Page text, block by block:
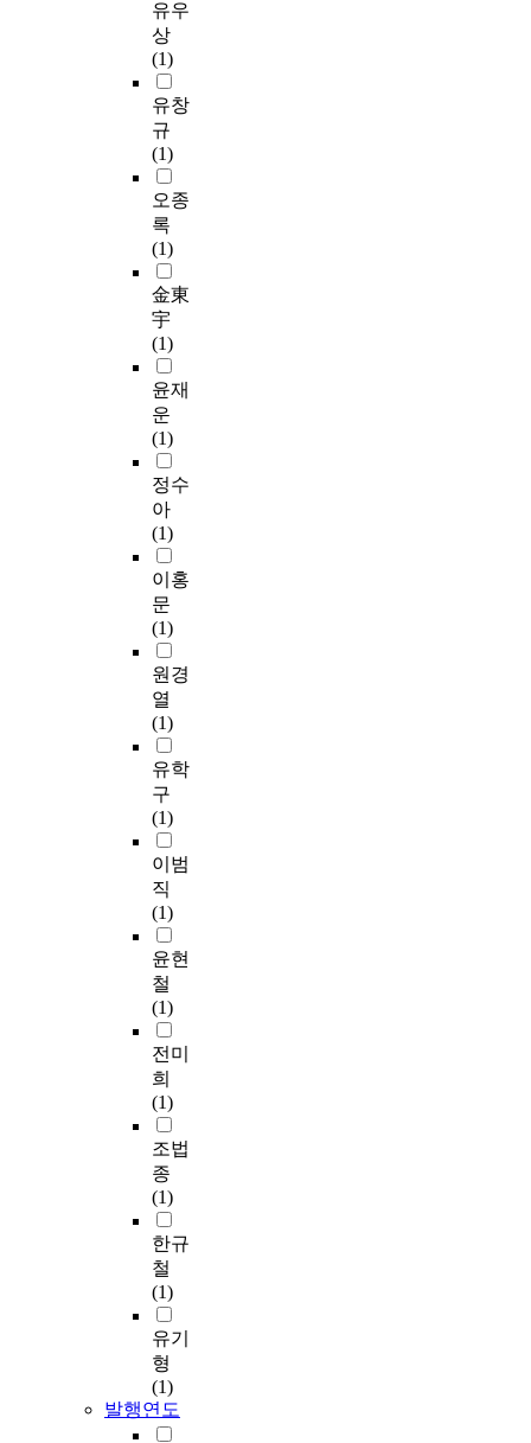
유우
상
(1)
유창
규
(1)
오종
록
(1)
金東
宇
(1)
윤재
운
(1)
정수
아
(1)
이홍
문
(1)
원경
열
(1)
유학
구
(1)
이범
직
(1)
윤현
철
(1)
전미
희
(1)
조법
종
(1)
한규
철
(1)
유기
형
(1)
발행연도